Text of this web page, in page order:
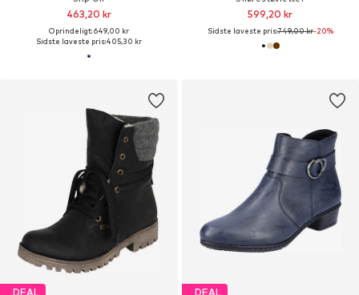
463,20 kr
Oprindeligt: 649,00 kr
Sidste laveste pris:405,30 kr
599,20 kr
Sidste laveste pris:749,00 kr-20%
DEAL DEAL